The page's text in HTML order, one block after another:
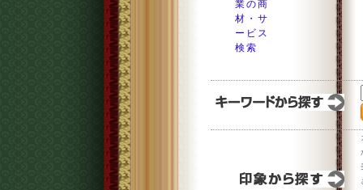
業の商
材・サ
ービス
検索